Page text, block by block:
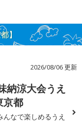
】
2026/08/06 更新
納涼大会うえ
京都
なで楽しめるうえ